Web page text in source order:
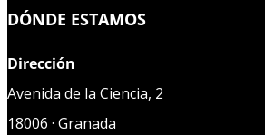
DÓNDE ESTAMOS
Dirección
Avenida de la Ciencia, 2
18006 · Granada